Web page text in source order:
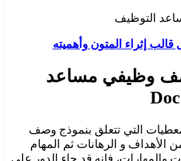
قالب إثراء المتون وأهميته
وظيفي مساعد
التي تتعلق بنموذج وصف
و الرهانات ثم المهام